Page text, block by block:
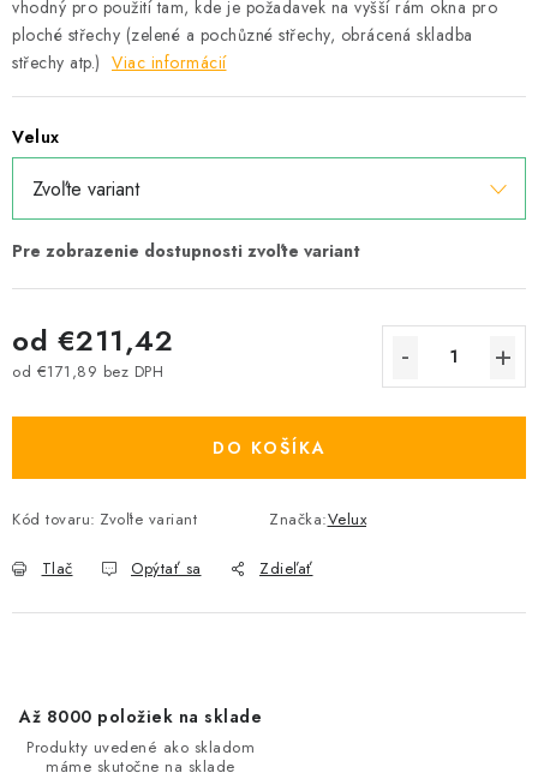
vhodný pro použití tam, kde je požadavek na vyšší rám okna pro
ploché střechy (zelené a pochůzné střechy, obrácená skladba
střechy atp.) Viac informácií
Velux
od €211,42
od €171,89 bez DPH
DO KOŠÍKA
Kód tovaru: Zvoľte variant Značka:Velux
Tlač Opýtať sa Zdieľať
Až 8000 položiek na sklade
Produkty uvedené ako skladom
máme skutočne na sklade